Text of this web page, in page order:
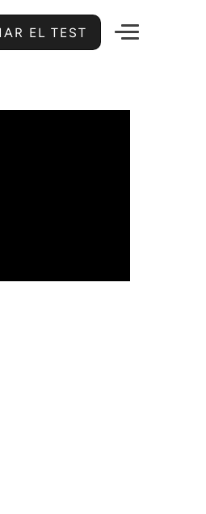
EL TEST
a hacer un
éxito. Se centran en las
positivos. A menudo
gusta caer en la rutina y